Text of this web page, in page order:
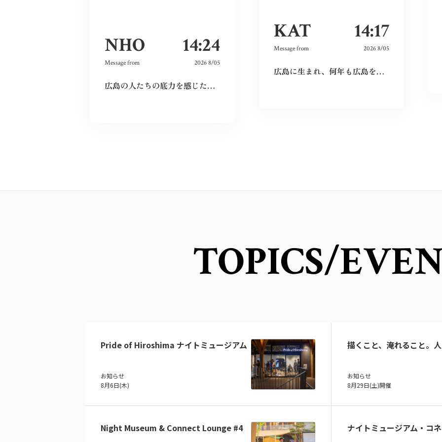
NHO 14:24
Message from 2026 8/05
広島の人たちの底力を感じた。今私たちはそれを受け継ぐことができているのだろうか。平和とは何か、問い続けたい。
KAT 14:17
Message from 2026 8/05
広島に生まれ、何年も広島を離れて過ごしたけれど、なぜか、常に広島に対する想いは持ち続けていた。
TOPICS/
Pride of Hiroshima ナイトミュージアム
お知らせ
8月6日(木)
描くこと、淹れること。
お知らせ
8月29日(土)開催
Night Museum & Connect Lounge #4 ナイトミュージアム・コ